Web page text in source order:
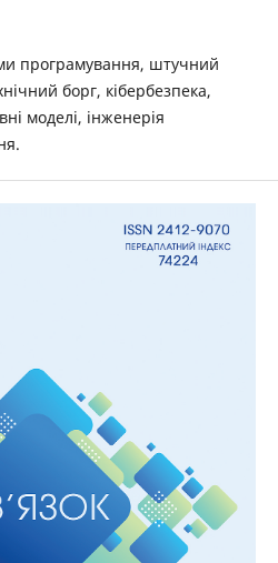
програмування, штучний
борг, кібербезпека,
моделі, інженерія